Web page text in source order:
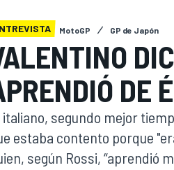
MotoGP GP de Japón
DE
italiano, segundo mejor
estaba contento porque
según Rossi, “aprendió